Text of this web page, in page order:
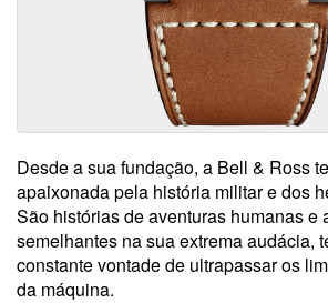
Desde a sua fundação, a Bell & Ross
apaixonada pela história militar e dos
São histórias de aventuras humanas e
semelhantes na sua extrema audácia,
constante vontade de ultrapassar os
da máquina.